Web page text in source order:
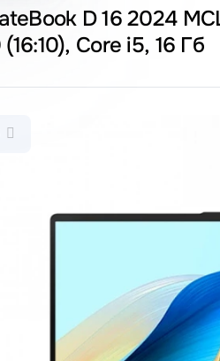
D 16 2024
Core i5, 16 Гб